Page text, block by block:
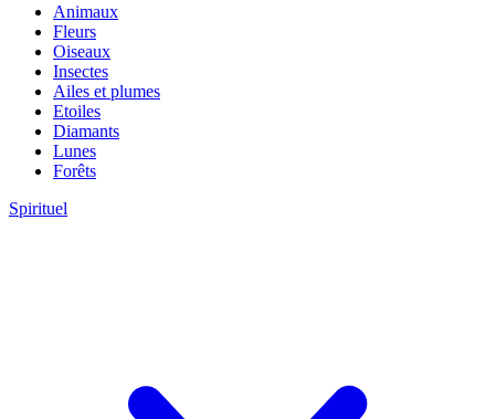
Animaux
Fleurs
Oiseaux
Insectes
Ailes et plumes
Etoiles
Diamants
Lunes
Forêts
Spirituel